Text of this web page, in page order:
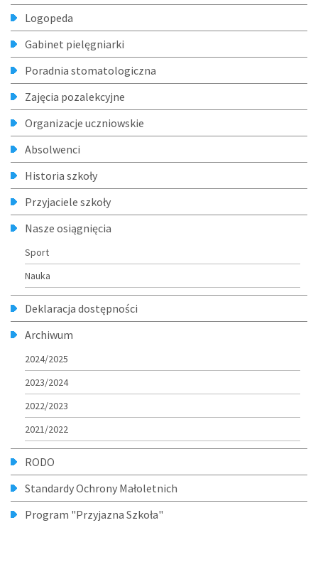
Logopeda
Gabinet pielęgniarki
Poradnia stomatologiczna
Zajęcia pozalekcyjne
Organizacje uczniowskie
Absolwenci
Historia szkoły
Przyjaciele szkoły
Nasze osiągnięcia
Sport
Nauka
Deklaracja dostępności
Archiwum
2024/2025
2023/2024
2022/2023
2021/2022
RODO
Standardy Ochrony Małoletnich
Program "Przyjazna Szkoła"